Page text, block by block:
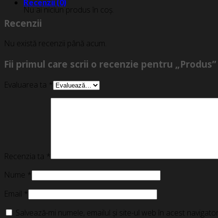
Nu ai niciun produs în coș.
Recenzii (0)
Recenzii
Nu există recenzii până acum.
Fii primul care scrii o recenzie pentru „Produs”
Evaluarea ta *
Recenzia ta *
Nume *
Email *
Salvează-mi numele, emailul și site-ul web în acest